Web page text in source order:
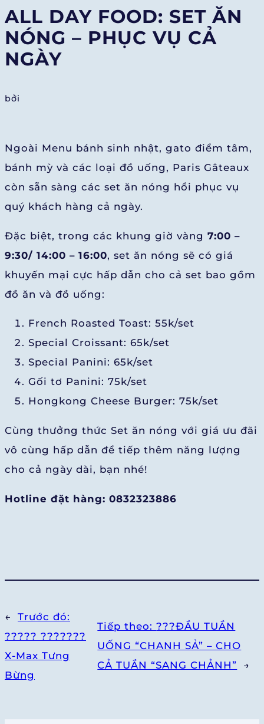
ALL DAY FOOD: SET ĂN
NÓNG – PHỤC VỤ CẢ
NGÀY
bởi
Ngoài Menu bánh sinh nhật, gato điểm tâm,
bánh mỳ và các loại đồ uống, Paris Gâteaux
còn sẵn sàng các set ăn nóng hổi phục vụ
quý khách hàng cả ngày.
Đặc biệt, trong các khung giờ vàng 7:00 –
9:30/ 14:00 – 16:00, set ăn nóng sẽ có giá
khuyến mại cực hấp dẫn cho cả set bao gồm
đồ ăn và đồ uống:
French Roasted Toast: 55k/set
Special Croissant: 65k/set
Special Panini: 65k/set
Gối tơ Panini: 75k/set
Hongkong Cheese Burger: 75k/set
Cùng thưởng thức Set ăn nóng với giá ưu đãi
vô cùng hấp dẫn để tiếp thêm năng lượng
cho cả ngày dài, bạn nhé!
Hotline đặt hàng: 0832323886
←
Trước đó:
????? ??̂?????
X-Max Tưng
Bừng
Tiếp theo:???ĐẦU TUẦN
UỐNG “CHANH SẢ” – CHO
CẢ TUẦN “SANG CHẢNH”
→